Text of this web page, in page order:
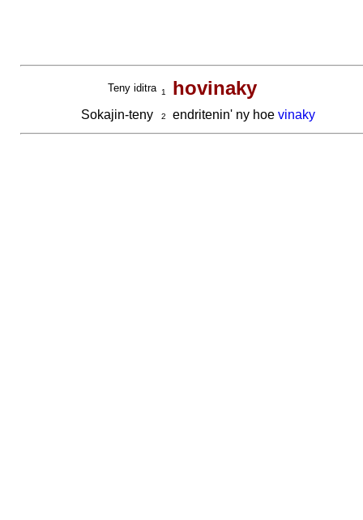
Teny iditra 1 hovinaky
Sokajin-teny 2 endritenin' ny hoe vinaky